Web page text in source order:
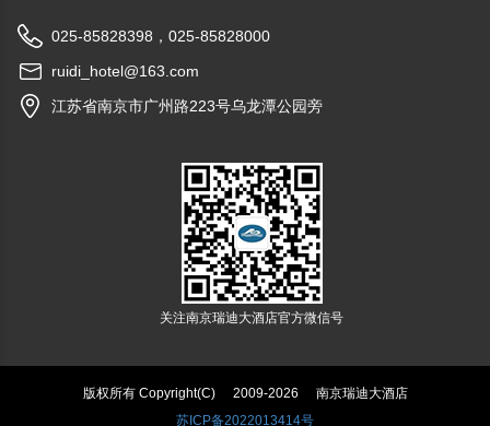
025-85828398，025-85828000
ruidi_hotel@163.com
江苏省南京市广州路223号乌龙潭公园旁
关注南京瑞迪大酒店官方微信号
版权所有 Copyright(C) 2009-2026
南京瑞迪大酒店
苏ICP备2022013414号